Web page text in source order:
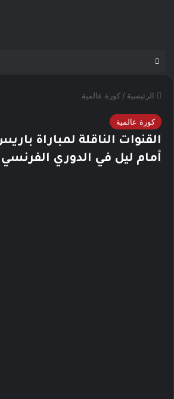
الرئيسية / كورة عالمية
كورة عالمية
القنوات الناقلة لمباراة
أمام ليل في الدوري الفرنسي